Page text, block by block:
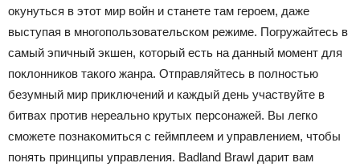
окунуться в этот мир войн и станете там героем, даже
выступая в многопользовательском режиме. Погружайтесь в
самый эпичный экшен, который есть на данный момент для
поклонников такого жанра. Отправляйтесь в полностью
безумный мир приключений и каждый день участвуйте в
битвах против нереально крутых персонажей. Вы легко
сможете познакомиться с геймплеем и управлением, чтобы
понять принципы управления. Badland Brawl дарит вам